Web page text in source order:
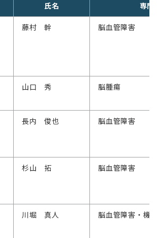
氏名 専門
藤村 幹 脳血管障害
山口 秀 脳腫瘍
長内 俊也 脳血管障害
杉山 拓 脳血管障害
川堀 真人 脳血管障害・機